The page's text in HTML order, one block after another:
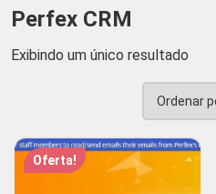
Perfex CRM
Exibindo um único resultado
Oferta!